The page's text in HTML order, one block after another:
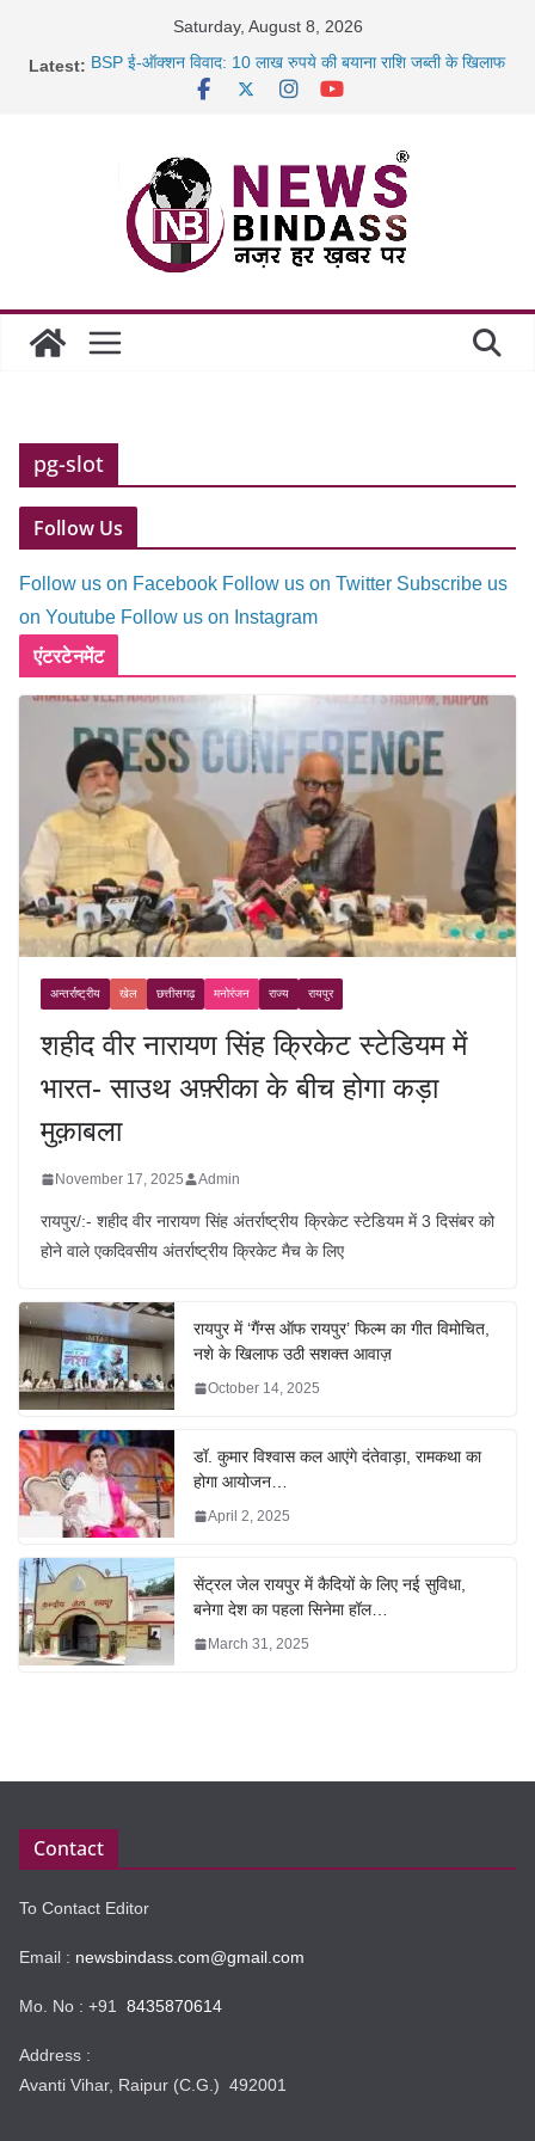
Saturday, August 8, 2026
Latest: BSP ई-ऑक्शन विवाद: 10 लाख रुपये की बयाना राशि जब्ती के खिलाफ
साइबर ठगी पर दुर्ग पुलिस का बड़ा एक्शन: 13 म्यूल बैंक खाताधारक
गिरफ्तार
pg-slot
Follow Us
Follow us on Facebook Follow us on Twitter Subscribe us
on Youtube Follow us on Instagram
एंटरटेनमेंट
अन्तर्राष्ट्रीय खेल छत्तीसगढ़ मनोरंजन राज्य रायपुर
शहीद वीर नारायण सिंह क्रिकेट स्टेडियम में
भारत- साउथ अफ़्रीका के बीच होगा कड़ा
मुक़ाबला
November 17, 2025 Admin
रायपुर/:- शहीद वीर नारायण सिंह अंतर्राष्ट्रीय क्रिकेट स्टेडियम में 3 दिसंबर को
होने वाले एकदिवसीय अंतर्राष्ट्रीय क्रिकेट मैच के लिए
रायपुर में ‘गैंग्स ऑफ रायपुर’ फिल्म का गीत विमोचित,
नशे के खिलाफ उठी सशक्त आवाज़
October 14, 2025
डॉ. कुमार विश्वास कल आएंगे दंतेवाड़ा, रामकथा का
होगा आयोजन…
April 2, 2025
सेंट्रल जेल रायपुर में कैदियों के लिए नई सुविधा,
बनेगा देश का पहला सिनेमा हॉल…
March 31, 2025
Contact
To Contact Editor
Email : newsbindass.com@gmail.com
Mo. No : +91 8435870614
Address :
Avanti Vihar, Raipur (C.G.) 492001